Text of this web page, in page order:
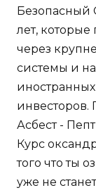
Безопасный
лет, которые
через
системы и
иностранных
инвесторов.
Асбест -
Курс
того что ты
уже не